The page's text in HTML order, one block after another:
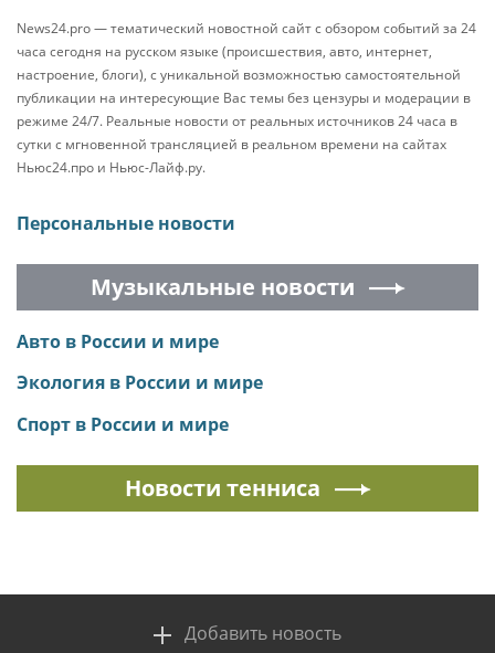
News24.pro — тематический новостной сайт с обзором событий за 24
часа сегодня на русском языке (происшествия, авто, интернет,
настроение, блоги), с уникальной возможностью самостоятельной
публикации на интересующие Вас темы без цензуры и модерации в
режиме 24/7. Реальные новости от реальных источников 24 часа в
сутки с мгновенной трансляцией в реальном времени на сайтах
Ньюс24.про и Ньюс-Лайф.ру.
Персональные новости
Музыкальные новости
Авто в России и мире
Экология в России и мире
Спорт в России и мире
Новости тенниса
Добавить новость